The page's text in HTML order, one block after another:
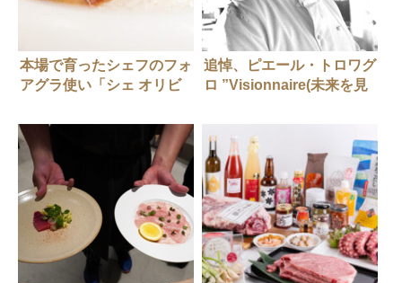
本場で育ったシェフのフォ
アグラ使い「シェ オリビ
追悼、ピエール・トロワグ
ロ ”Visionnaire(未来を見
たもの。